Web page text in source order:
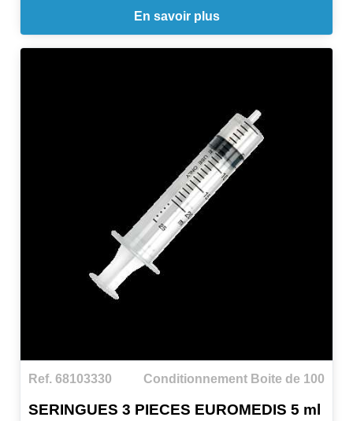
En savoir plus
Ref. 68103330 Conditionnement Boite de 100
SERINGUES 3 PIECES EUROMEDIS 5 ml